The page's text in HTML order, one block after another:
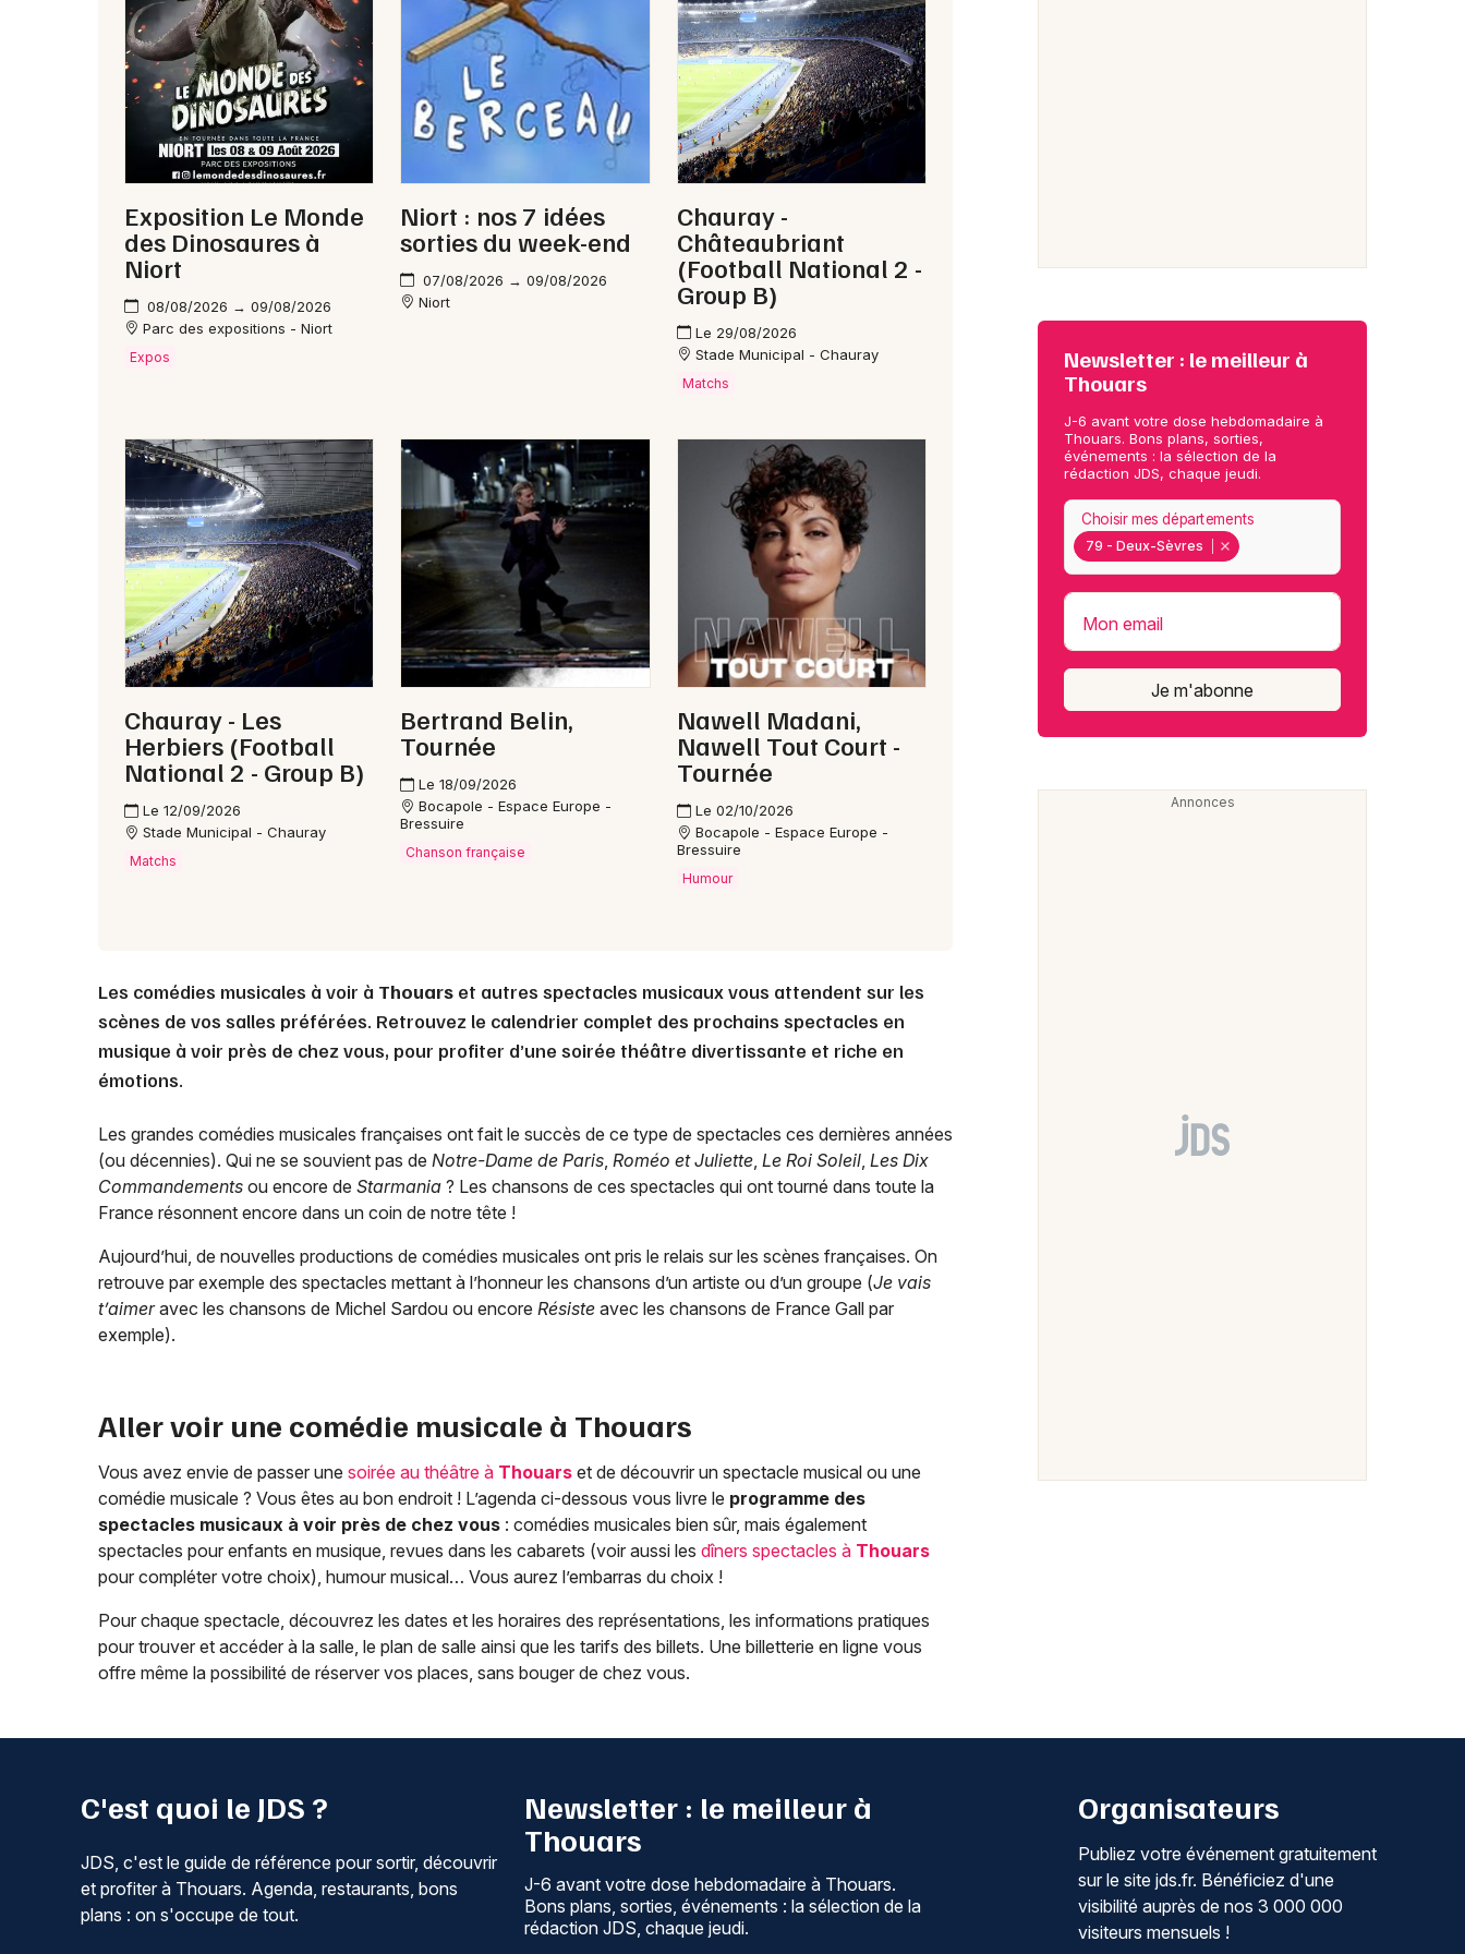
Newsletter des sorties
Artistes en tournée
Actus à Thouars
Magazine à Thouars
Choisir mes départements
Mon email
Exposition Le Monde
des Dinosaures à
Niort
08/08/2026 → 09/08/2026
Parc des expositions - Niort
Expos
Niort : nos 7 idées
sorties du week-end
07/08/2026 → 09/08/2026
Niort
Chauray -
Châteaubriant
(Football National 2 -
Group B)
Le 29/08/2026
Stade Municipal - Chauray
Matchs
Chauray - Les
Herbiers (Football
National 2 - Group B)
Le 12/09/2026
Stade Municipal - Chauray
Matchs
Bertrand Belin,
Tournée
Le 18/09/2026
Bocapole - Espace Europe -
Bressuire
Chanson française
Nawell Madani,
Nawell Tout Court -
Tournée
Le 02/10/2026
Bocapole - Espace Europe -
Bressuire
Humour
Les comédies musicales à voir à Thouars et autres spectacles musicaux vous attendent sur les
scènes de vos salles préférées. Retrouvez le calendrier complet des prochains spectacles en
musique à voir près de chez vous, pour profiter d’une soirée théâtre divertissante et riche en
émotions.
Les grandes comédies musicales françaises ont fait le succès de ce type de spectacles ces dernières années
(ou décennies). Qui ne se souvient pas de Notre-Dame de Paris, Roméo et Juliette, Le Roi Soleil, Les Dix
Commandements ou encore de Starmania ? Les chansons de ces spectacles qui ont tourné dans toute la
France résonnent encore dans un coin de notre tête !
Aujourd’hui, de nouvelles productions de comédies musicales ont pris le relais sur les scènes françaises. On
retrouve par exemple des spectacles mettant à l’honneur les chansons d’un artiste ou d’un groupe (Je vais
t’aimeravec les chansons de Michel Sardou ou encore Résiste avec les chansons de France Gall par
exemple).
Aller voir une comédie musicale à Thouars
Vous avez envie de passer une soirée au théâtre à Thouars et de découvrir un spectacle musical ou une
comédie musicale ? Vous êtes au bon endroit ! L’agenda ci-dessous vous livre le programme des
spectacles musicaux à voir près de chez vous : comédies musicales bien sûr, mais également
spectacles pour enfants en musique, revues dans les cabarets (voir aussi les dîners spectacles à Thouars
pour compléter votre choix), humour musical… Vous aurez l’embarras du choix !
Pour chaque spectacle, découvrez les dates et les horaires des représentations, les informations pratiques
pour trouver et accéder à la salle, le plan de salle ainsi que les tarifs des billets. Une billetterie en ligne vous
offre même la possibilité de réserver vos places, sans bouger de chez vous.
Newsletter : le meilleur à
Thouars
J-6 avant votre dose hebdomadaire à
Thouars. Bons plans, sorties,
événements : la sélection de la
rédaction JDS, chaque jeudi.
79 - Deux-Sèvres
Choisir mes départements
Mon email
Je m'abonne
C'est quoi le JDS ?
JDS, c'est le guide de référence pour sortir, découvrir
et profiter à Thouars. Agenda, restaurants, bons
plans : on s'occupe de tout.
Newsletter : le meilleur à
Thouars
J-6 avant votre dose hebdomadaire à Thouars.
Bons plans, sorties, événements : la sélection de la
rédaction JDS, chaque jeudi.
Organisateurs
Publiez votre événement gratuitement
sur le site jds.fr. Bénéficiez d'une
visibilité auprès de nos 3 000 000
visiteurs mensuels !